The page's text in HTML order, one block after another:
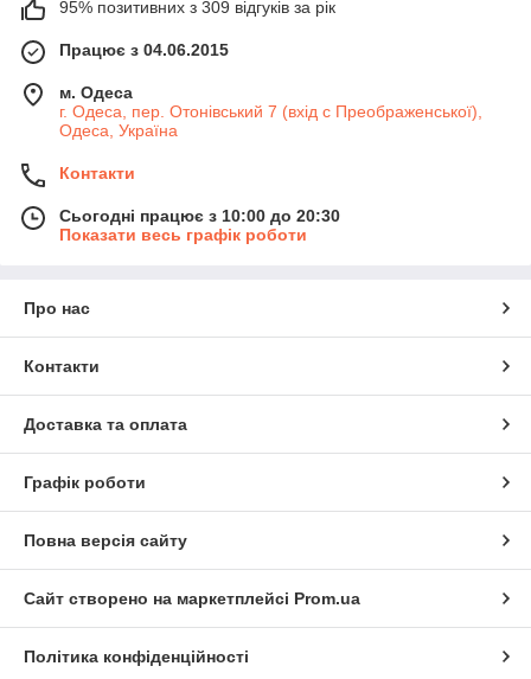
95% позитивних з 309 відгуків за рік
Працює з 04.06.2015
м. Одеса
г. Одеса, пер. Отонівський 7 (вхід с Преображенської),
Одеса, Україна
Контакти
Сьогодні працює з 10:00 до 20:30
Показати весь графік роботи
Про нас
Контакти
Доставка та оплата
Графік роботи
Повна версія сайту
Сайт створено на маркетплейсі Prom.ua
Політика конфіденційності